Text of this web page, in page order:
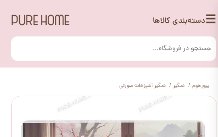
☰دسته‌بندی کالاها
پیورهوم نمگیر نمگیر آشپزخانه صورتی